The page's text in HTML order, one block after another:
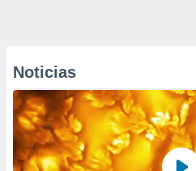
Noticias